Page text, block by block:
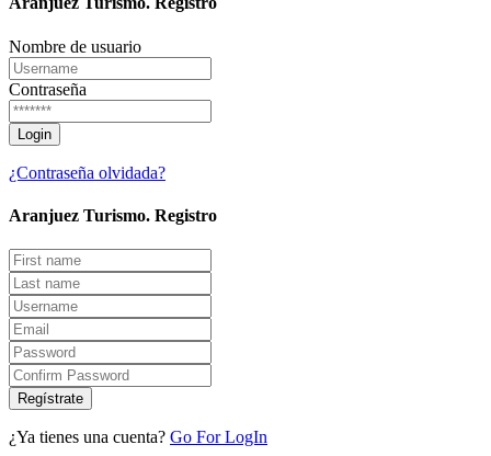
Nombre de usuario
Contraseña
¿Contraseña olvidada?
Aranjuez Turismo. Registro
Regístrate
¿Ya tienes una cuenta? Go For LogIn